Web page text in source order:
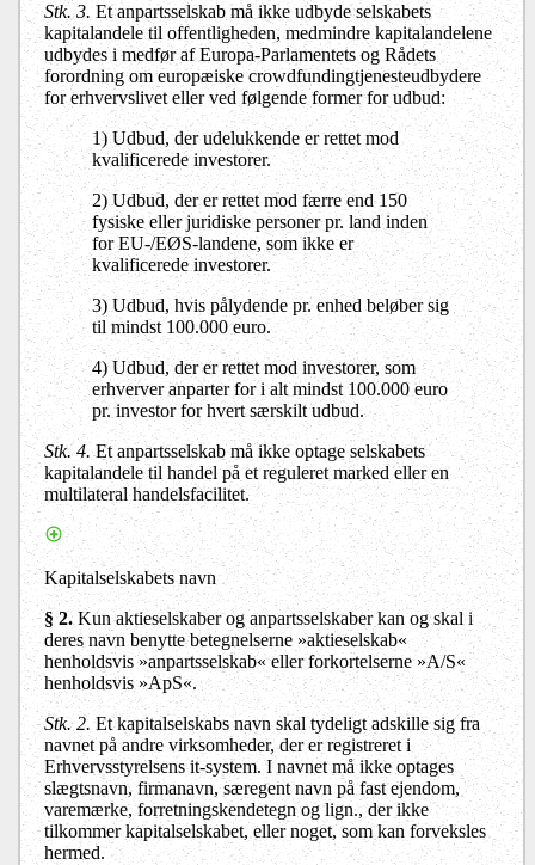
Stk. 3. Et anpartsselskab må ikke udbyde selskabets
kapitalandele til offentligheden, medmindre kapitalandelene
udbydes i medfør af Europa-Parlamentets og Rådets
forordning om europæiske crowdfundingtjenesteudbydere
for erhvervslivet eller ved følgende former for udbud:
1) Udbud, der udelukkende er rettet mod
kvalificerede investorer.
2) Udbud, der er rettet mod færre end 150
fysiske eller juridiske personer pr. land inden
for EU-/EØS-landene, som ikke er
kvalificerede investorer.
3) Udbud, hvis pålydende pr. enhed beløber sig
til mindst 100.000 euro.
4) Udbud, der er rettet mod investorer, som
erhverver anparter for i alt mindst 100.000 euro
pr. investor for hvert særskilt udbud.
Stk. 4.Et anpartsselskab må ikke optage selskabets
kapitalandele til handel på et reguleret marked eller en
multilateral handelsfacilitet.
Kapitalselskabets navn
§ 2. Kun aktieselskaber og anpartsselskaber kan og skal i
deres navn benytte betegnelserne »aktieselskab«
henholdsvis »anpartsselskab« eller forkortelserne »A/S«
henholdsvis »ApS«.
Stk. 2. Et kapitalselskabs navn skal tydeligt adskille sig fra
navnet på andre virksomheder, der er registreret i
Erhvervsstyrelsens it-system. I navnet må ikke optages
slægtsnavn, firmanavn, særegent navn på fast ejendom,
varemærke, forretningskendetegn og lign., der ikke
tilkommer kapitalselskabet, eller noget, som kan forveksles
hermed.